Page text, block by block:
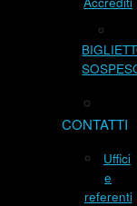
CONTATTI
Uffici
e
referenti